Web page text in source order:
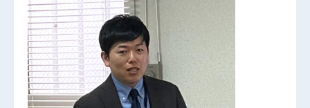
FAQ
サポーターを検索
相談を申し込む